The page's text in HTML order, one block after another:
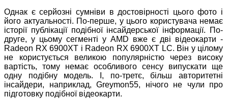
Однак є серйозні сумніви в достовірності цього фото і
його актуальності. По-перше, у цього користувача немає
історії публікації подібної інсайдерської інформації. По-
друге, у цьому сегменті у AMD вже є дві відеокарти -
Radeon RX 6900XT і Radeon RX 6900XT LC. Він у цілому
не користується великою популярністю через високу
вартість, тому немає особливого сенсу випускати ще
одну подібну модель. І, по-третє, більш авторитетні
інсайдери, наприклад, Greymon55, нічого не чули про
підготовку подібної відеокарти.